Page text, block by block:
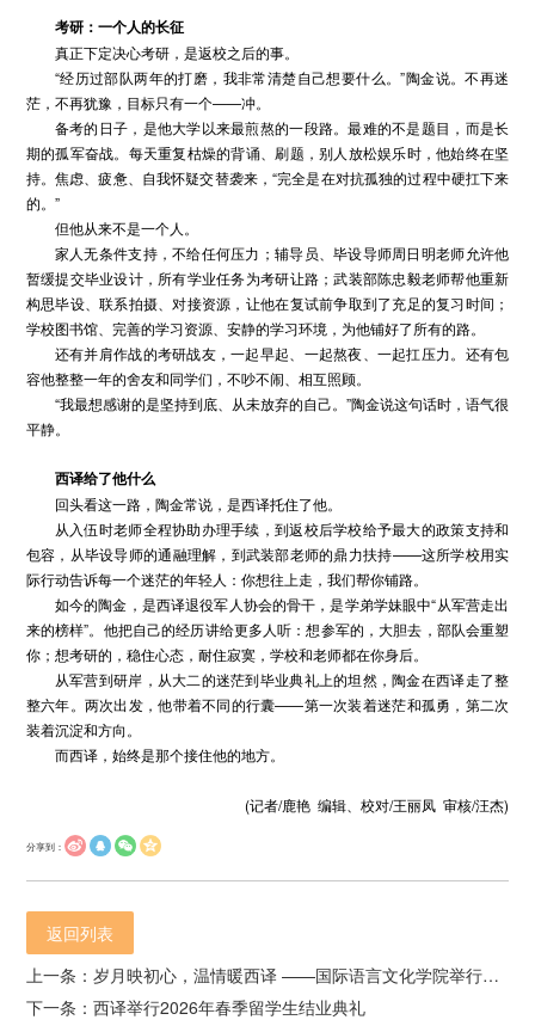
考研：一个人的长征
真正下定决心考研，是返校之后的事。
“经历过部队两年的打磨，我非常清楚自己想要什么。”陶金说。不再迷
茫，不再犹豫，目标只有一个——冲。
备考的日子，是他大学以来最煎熬的一段路。最难的不是题目，而是长
期的孤军奋战。每天重复枯燥的背诵、刷题，别人放松娱乐时，他始终在坚
持。焦虑、疲惫、自我怀疑交替袭来，“完全是在对抗孤独的过程中硬扛下来
的。”
但他从来不是一个人。
家人无条件支持，不给任何压力；辅导员、毕设导师周日明老师允许他
暂缓提交毕业设计，所有学业任务为考研让路；武装部陈忠毅老师帮他重新
构思毕设、联系拍摄、对接资源，让他在复试前争取到了充足的复习时间；
学校图书馆、完善的学习资源、安静的学习环境，为他铺好了所有的路。
还有并肩作战的考研战友，一起早起、一起熬夜、一起扛压力。还有包
容他整整一年的舍友和同学们，不吵不闹、相互照顾。
“我最想感谢的是坚持到底、从未放弃的自己。”陶金说这句话时，语气很
平静。
西译给了他什么
回头看这一路，陶金常说，是西译托住了他。
从入伍时老师全程协助办理手续，到返校后学校给予最大的政策支持和
包容，从毕设导师的通融理解，到武装部老师的鼎力扶持——这所学校用实
际行动告诉每一个迷茫的年轻人：你想往上走，我们帮你铺路。
如今的陶金，是西译退役军人协会的骨干，是学弟学妹眼中“从军营走出
来的榜样”。他把自己的经历讲给更多人听：想参军的，大胆去，部队会重塑
你；想考研的，稳住心态，耐住寂寞，学校和老师都在你身后。
从军营到研岸，从大二的迷茫到毕业典礼上的坦然，陶金在西译走了整
整六年。两次出发，他带着不同的行囊——第一次装着迷茫和孤勇，第二次
装着沉淀和方向。
而西译，始终是那个接住他的地方。
(记者/鹿艳 编辑、校对/王丽凤 审核/汪杰)
分享到：
返回列表
上一条：岁月映初心，温情暖西译 ——国际语言文化学院举行老教授荣退仪式
下一条：西译举行2026年春季留学生结业典礼